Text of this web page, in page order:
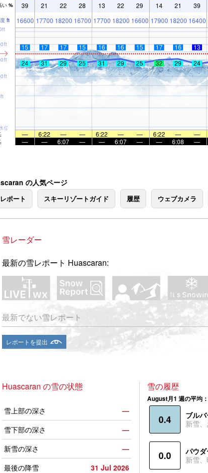
い % 39 21 22 28 13 22 29 14 21 39
ft 16600 17700 18200 16700 17700 18200 16600 17900 18200 16400
位
15 17 17 15 16 16 15 17 16 13
24
31 29 25 31 29 25 32 29 24
— 6:22 — — 6:22 — — 6:22 — —
—
— 6:07 — — 6:07 — — 6:08 —
の人気ページ
ポート スキーリゾートガイド 履歴 ウェブカメラ
雪レーダー
最新の雪レポート Huascaran:
最新でない雪レポート
レポートを提出
Huascaran の雪の状態
雪上部の深さ
—
雪下部の深さ
—
新雪の深さ
—
最後の降雪
31 Jul 2026
雪の履歴
August月1 週の平均：
0.4
ブル
新雪
0.0
パウ
新雪